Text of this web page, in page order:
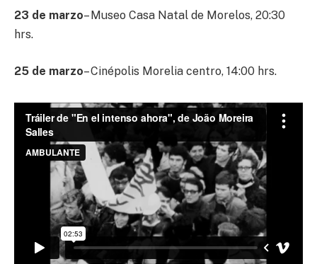
23 de marzo– Museo Casa Natal de Morelos, 20:30
hrs.
25 de marzo– Cinépolis Morelia centro, 14:00 hrs.